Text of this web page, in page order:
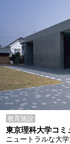
教育施設
東京理科大学コミ
ニュートラルな大